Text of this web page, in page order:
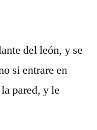
del león, y se
si entrare en
pared, y le